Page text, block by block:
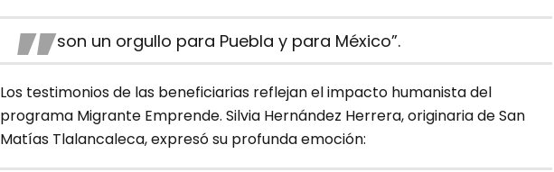
son un orgullo para Puebla y para México”.
Los testimonios de las beneficiarias reflejan el impacto humanista del
programa Migrante Emprende. Silvia Hernández Herrera, originaria de San
Matías Tlalancaleca, expresó su profunda emoción: